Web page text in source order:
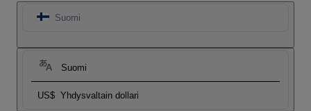
Suomi
Suomi
US$ Yhdysvaltain dollari